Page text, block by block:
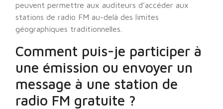
peuvent permettre aux auditeurs d’accéder aux
stations de radio FM au-delà des limites
géographiques traditionnelles.
Comment puis-je participer à
une émission ou envoyer un
message à une station de
radio FM gratuite ?